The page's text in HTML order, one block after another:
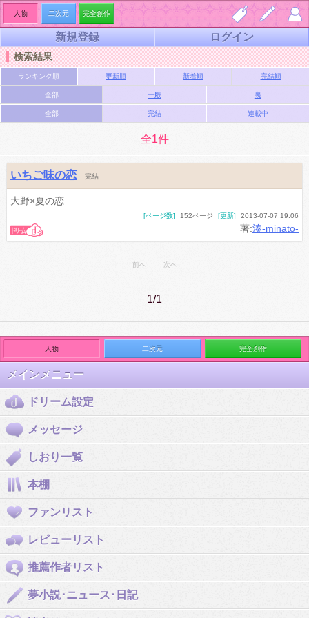
人物 二次元 完全創作
しお
り一 説を
書く
ペー
新規登録 ログイン
検索結果
ランキング順 更新順 新着順 完結順
全部 一般 裏
全部 完結 連載中
全1件
いちご味の恋 完結
大野×夏の恋
著:湊-minato-
[ページ数] 152ページ [更新] 2013-07-07 19:06
前へ 次へ
1/1
人物 二次元 完全創作
メインメニュー
ドリーム設定
メッセージ
しおり一覧
本棚
ファンリスト
レビューリスト
推薦作者リスト
夢小説･ニュース･日記